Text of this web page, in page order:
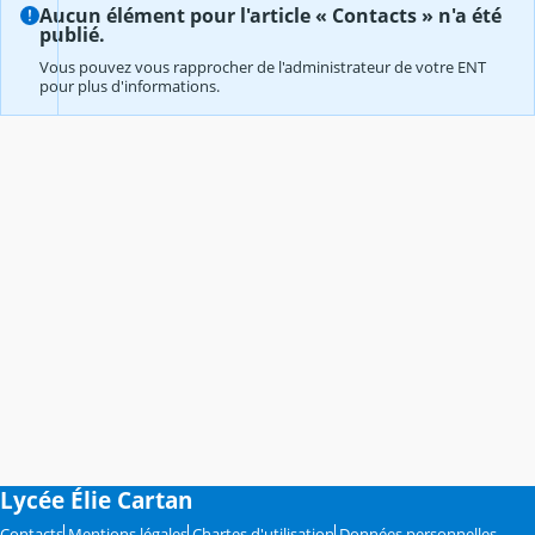
Aucun élément pour l'article « Contacts » n'a été
publié.
Vous pouvez vous rapprocher de l'administrateur de votre ENT
pour plus d'informations.
Lycée Élie Cartan